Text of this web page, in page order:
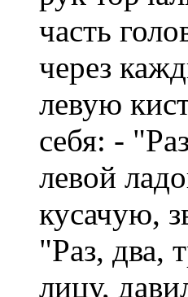
часть
через
левую
себя: -
левой
кусачую,
"Раз, два,
лицу,